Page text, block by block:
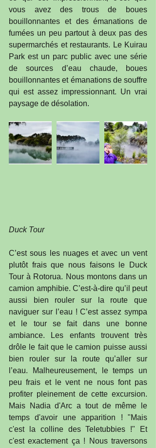
vous avez des trous de boues
bouillonnantes et des émanations de
fumées un peu partout à deux pas des
supermarchés et restaurants. Le Kuirau
Park est un parc public avec une série
de sources d’eau chaude, boues
bouillonnantes et émanations de souffre
qui est assez impressionnant. Un vrai
paysage de désolation.
Duck Tour
C’est sous les nuages et avec un vent
plutôt frais que nous faisons le Duck
Tour à Rotorua. Nous montons dans un
camion amphibie. C’est-à-dire qu’il peut
aussi bien rouler sur la route que
naviguer sur l’eau ! C’est assez sympa
et le tour se fait dans une bonne
ambiance. Les enfants trouvent très
drôle le fait que le camion puisse aussi
bien rouler sur la route qu’aller sur
l’eau. Malheureusement, le temps un
peu frais et le vent ne nous font pas
profiter pleinement de cette excursion.
Mais Nadia d'Arc a tout de même le
temps d'avoir une apparition ! "Mais
c'est la colline des Teletubbies !" Et
c'est exactement ça ! Nous traversons